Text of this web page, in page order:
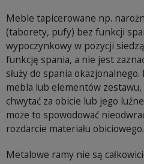
Meble tapicerowane np.
(taborety, pufy) bez funkcji
wypoczynkowy w pozycji
funkcję spania, a nie jest
służy do spania
mebla lub elementów
chwytać za obicie lub jego
może to spowodować
rozdarcie materiału obiciowego.
Metalowe ramy nie są